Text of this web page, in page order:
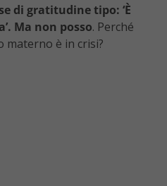
di gratitudine tipo: ‘È
Ma non posso. Perché
materno è in crisi?